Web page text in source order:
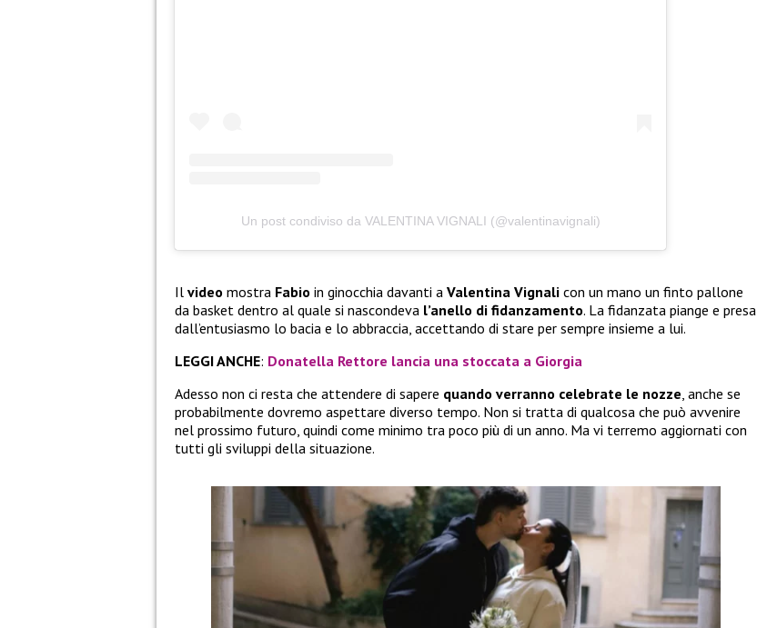
Un post condiviso da VALENTINA VIGNALI (@valentinavignali)
Il video mostra Fabio in ginocchia davanti a Valentina Vignali con un mano un finto pallone
da basket dentro al quale si nascondeva l’anello di fidanzamento. La fidanzata piange e presa
dall’entusiasmo lo bacia e lo abbraccia, accettando di stare per sempre insieme a lui.
LEGGI ANCHE: Donatella Rettore lancia una stoccata a Giorgia
Adesso non ci resta che attendere di sapere quando verranno celebrate le nozze, anche se
probabilmente dovremo aspettare diverso tempo. Non si tratta di qualcosa che può avvenire
nel prossimo futuro, quindi come minimo tra poco più di un anno. Ma vi terremo aggiornati con
tutti gli sviluppi della situazione.